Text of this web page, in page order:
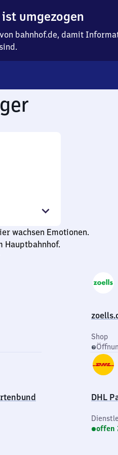
umgezogen
bahnhof.de, damit
wachsen Emotionen.
Hauptbahnhof.
Shop
DHL
offen